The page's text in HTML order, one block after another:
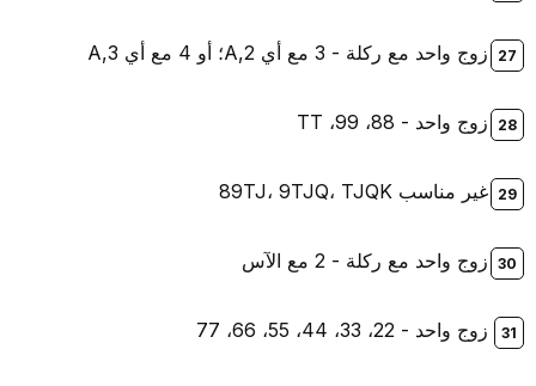
زوج واحد مع ركلة - 3 مع أي A,2؛ أو 4 مع أي A,3
زوج واحد - 88، 99، TT
غير مناسب 89TJ، 9TJQ، TJQK
زوج واحد مع ركلة - 2 مع الآس
زوج واحد - 22، 33، 44، 55، 66، 77